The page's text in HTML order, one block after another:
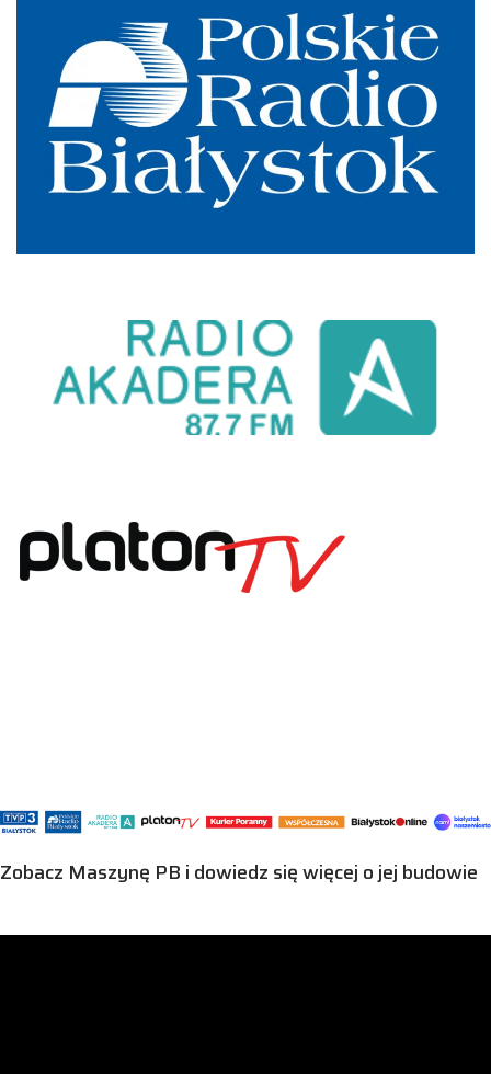
Zobacz Maszynę PB i dowiedz się więcej o jej budowie